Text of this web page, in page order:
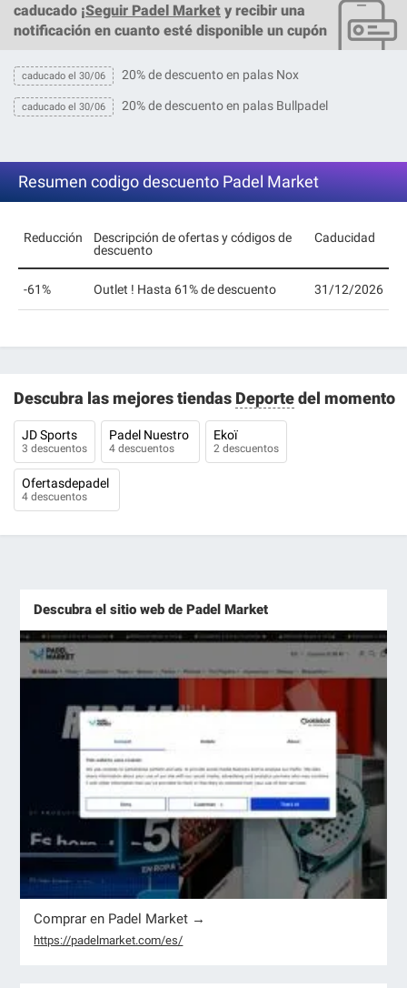
caducado ¡Seguir Padel Market y recibir una
notificación en cuanto esté disponible un cupón
caducado el 30/06 20% de descuento en palas Nox
caducado el 30/06 20% de descuento en palas Bullpadel
Resumen codigo descuento Padel Market
Reducción
Descripción de ofertas y códigos de
descuento
Caducidad
-61% Outlet ! Hasta 61% de descuento 31/12/2026
Descubra las mejores tiendas Deportedel momento
JD Sports
3 descuentos
Padel Nuestro
4 descuentos
Ekoï
2 descuentos
Ofertasdepadel
4 descuentos
Descubra el sitio web de Padel Market
Comprar en Padel Market →
https://padelmarket.com/es/